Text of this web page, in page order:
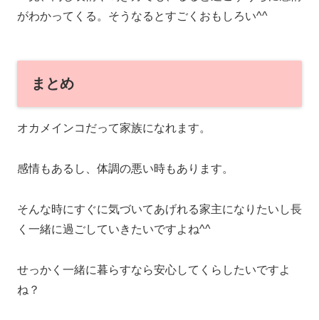
がわかってくる。そうなるとすごくおもしろい^^
まとめ
オカメインコだって家族になれます。
感情もあるし、体調の悪い時もあります。
そんな時にすぐに気づいてあげれる家主になりたいし長
く一緒に過ごしていきたいですよね^^
せっかく一緒に暮らすなら安心してくらしたいですよ
ね？